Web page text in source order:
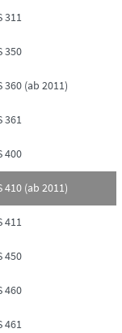
311
350
360 (ab 2011)
361
400
410 (ab 2011)
411
450
460
461